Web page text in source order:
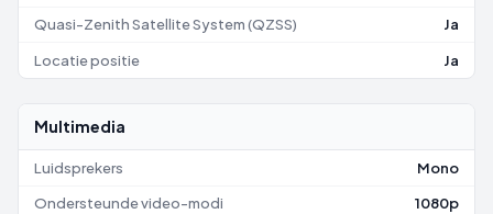
Quasi-Zenith Satellite System (QZSS) Ja
Locatie positie Ja
Multimedia
Luidsprekers Mono
Ondersteunde video-modi 1080p